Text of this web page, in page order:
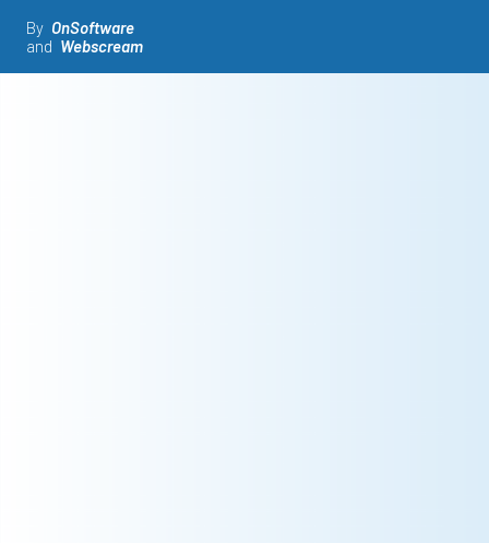
By OnSoftware
and Webscream